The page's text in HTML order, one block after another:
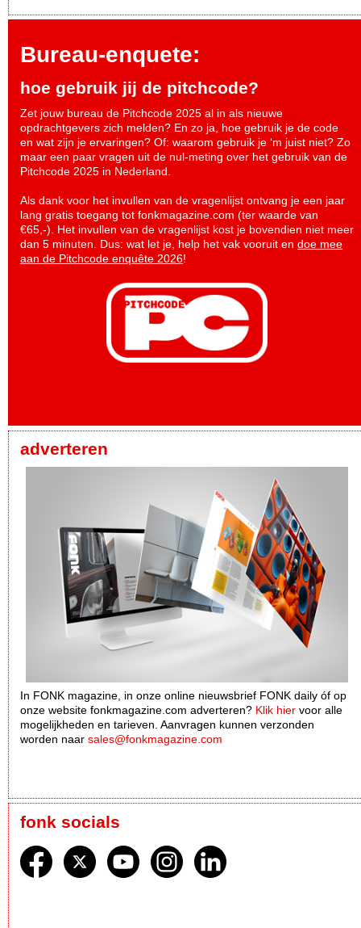
Bureau-enquete:
hoe gebruik jij de pitchcode?
Zet jouw bureau de Pitchcode 2025 al in als nieuwe
opdrachtgevers zich melden? En zo ja, hoe gebruik je de code
en wat zijn je ervaringen? Of: waarom gebruik je ‘m juist niet? Zo
maar een paar vragen uit de nul-meting over het gebruik van de
Pitchcode 2025 in Nederland.
Als dank voor het invullen van de vragenlijst ontvang je een jaar
lang gratis toegang tot fonkmagazine.com (ter waarde van
€65,-). Het invullen van de vragenlijst kost je bovendien niet meer
dan 5 minuten. Dus: wat let je, help het vak vooruit en doe mee
aan de Pitchcode enquête 2026!
adverteren
In FONK magazine, in onze online nieuwsbrief FONK daily óf op
onze website fonkmagazine.com adverteren? Klik hier voor alle
mogelijkheden en tarieven. Aanvragen kunnen verzonden
worden naar sales@fonkmagazine.com
fonk socials